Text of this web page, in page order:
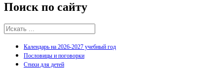
Поиск по сайту
Календарь на 2026-2027 учебный год
Пословицы и поговорки
Стихи для детей